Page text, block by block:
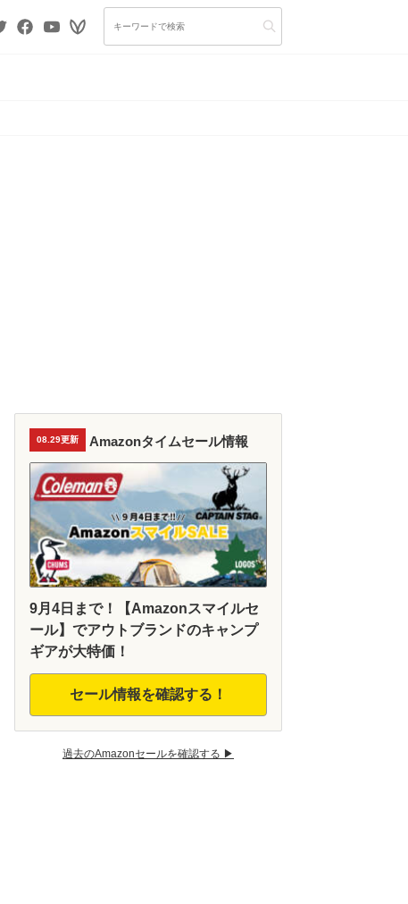
08.29更新 Amazonタイムセール情報
9月4日まで！【Amazonスマイルセ
ール】でアウトブランドのキャンプ
ギアが大特価！
セール情報を確認する！
過去のAmazonセールを確認する ▶︎